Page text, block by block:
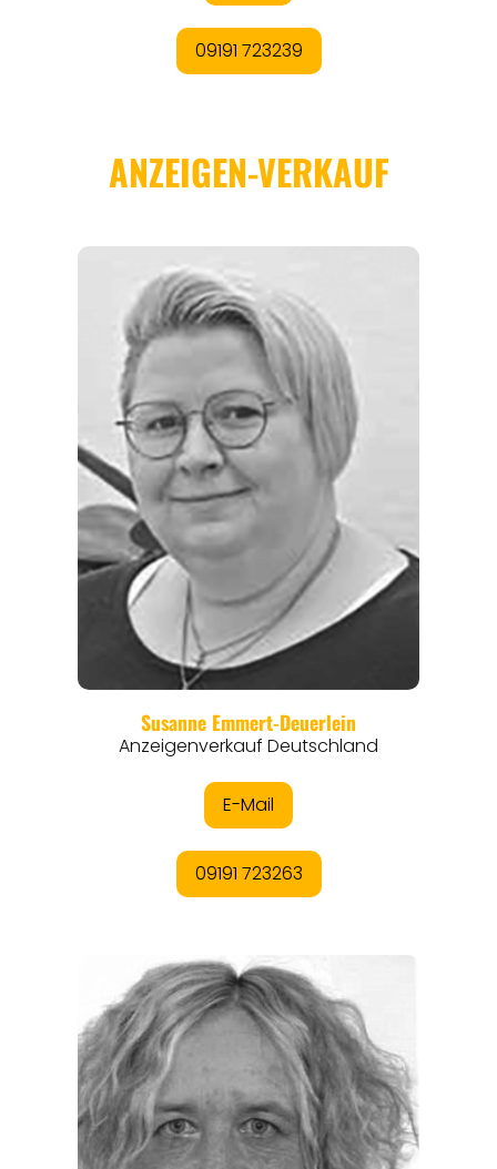
REGIONEN
ORTE
EVENTS
REISEMAGAZINE
THEMEN